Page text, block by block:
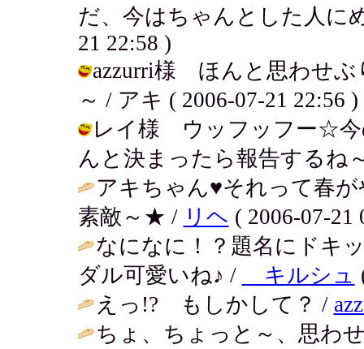
だ、今はちゃんとした人に
21 22:58 )
azzurri様 ほんと思わせぶ
～ / アキ ( 2006-07-21 22:56 )
レイ様 ウッフッフー☆今
んと決まったら報告するね
アキちゃん♥それって春
素敵～★ / リヘ ( 2006-07-21
なになに！？題名にドキ
ダル可愛いね♪ /
キルシュ
えっ!? もしかして？ /
ちょ、ちょっと～、思わ